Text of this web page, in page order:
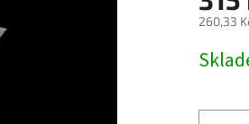
260,33
cena: